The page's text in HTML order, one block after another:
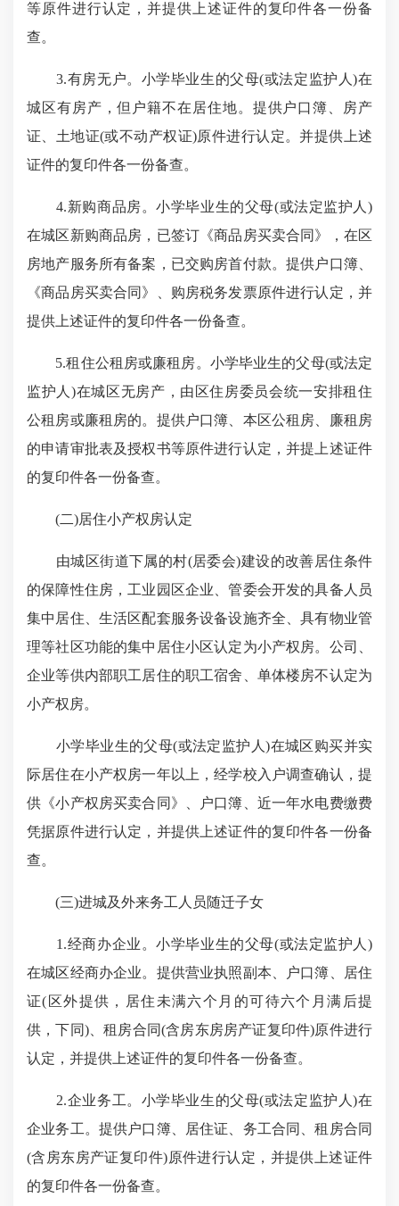
等原件进行认定，并提供上述证件的复印件各一份备
查。
3.有房无户。小学毕业生的父母(或法定监护人)在
城区有房产，但户籍不在居住地。提供户口簿、房产
证、土地证(或不动产权证)原件进行认定。并提供上述
证件的复印件各一份备查。
4.新购商品房。小学毕业生的父母(或法定监护人)
在城区新购商品房，已签订《商品房买卖合同》，在区
房地产服务所有备案，已交购房首付款。提供户口簿、
《商品房买卖合同》、购房税务发票原件进行认定，并
提供上述证件的复印件各一份备查。
5.租住公租房或廉租房。小学毕业生的父母(或法定
监护人)在城区无房产，由区住房委员会统一安排租住
公租房或廉租房的。提供户口簿、本区公租房、廉租房
的申请审批表及授权书等原件进行认定，并提上述证件
的复印件各一份备查。
(二)居住小产权房认定
由城区街道下属的村(居委会)建设的改善居住条件
的保障性住房，工业园区企业、管委会开发的具备人员
集中居住、生活区配套服务设备设施齐全、具有物业管
理等社区功能的集中居住小区认定为小产权房。公司、
企业等供内部职工居住的职工宿舍、单体楼房不认定为
小产权房。
小学毕业生的父母(或法定监护人)在城区购买并实
际居住在小产权房一年以上，经学校入户调查确认，提
供《小产权房买卖合同》、户口簿、近一年水电费缴费
凭据原件进行认定，并提供上述证件的复印件各一份备
查。
(三)进城及外来务工人员随迁子女
1.经商办企业。小学毕业生的父母(或法定监护人)
在城区经商办企业。提供营业执照副本、户口簿、居住
证(区外提供，居住未满六个月的可待六个月满后提
供，下同)、租房合同(含房东房房产证复印件)原件进行
认定，并提供上述证件的复印件各一份备查。
2.企业务工。小学毕业生的父母(或法定监护人)在
企业务工。提供户口簿、居住证、务工合同、租房合同
(含房东房产证复印件)原件进行认定，并提供上述证件
的复印件各一份备查。